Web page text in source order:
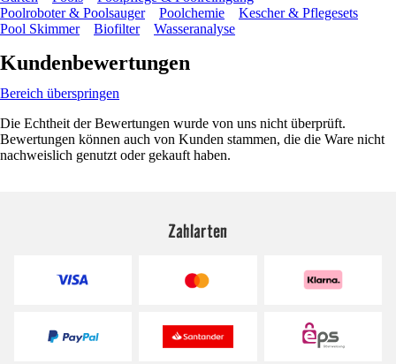
Poolroboter & Poolsauger
Poolchemie
Kescher & Pflegesets
Pool Skimmer
Biofilter Wasseranalyse
Kundenbewertungen
Bereich überspringen
Die Echtheit der Bewertungen wurde von uns nicht überprüft.
Bewertungen können auch von Kunden stammen, die die Ware nicht
nachweislich genutzt oder gekauft haben.
Zahlarten